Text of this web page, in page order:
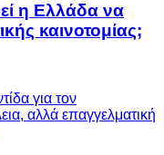
η Ελλάδα να
καινοτομίας;